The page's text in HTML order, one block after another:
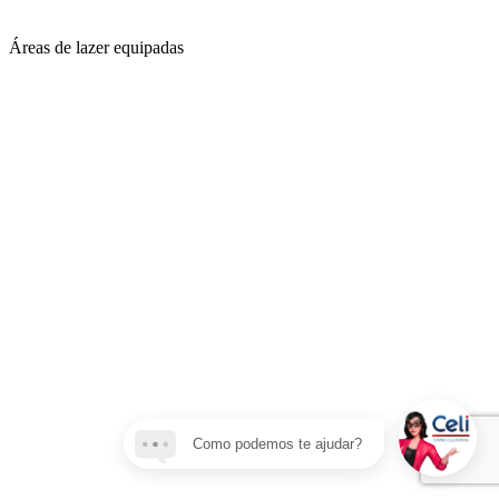
Áreas de lazer equipadas
Como podemos te ajudar?